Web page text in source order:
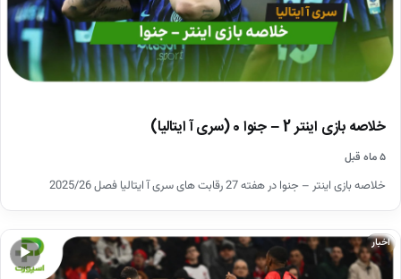
خلاصه بازی اینتر 2 – جنوا 0 (سری آ ایتالیا)
۵ ماه قبل
خلاصه بازی اینتر – جنوا در هفته 27 رقابت های سری آ ایتالیا فصل 2025/26
▶
اخبار